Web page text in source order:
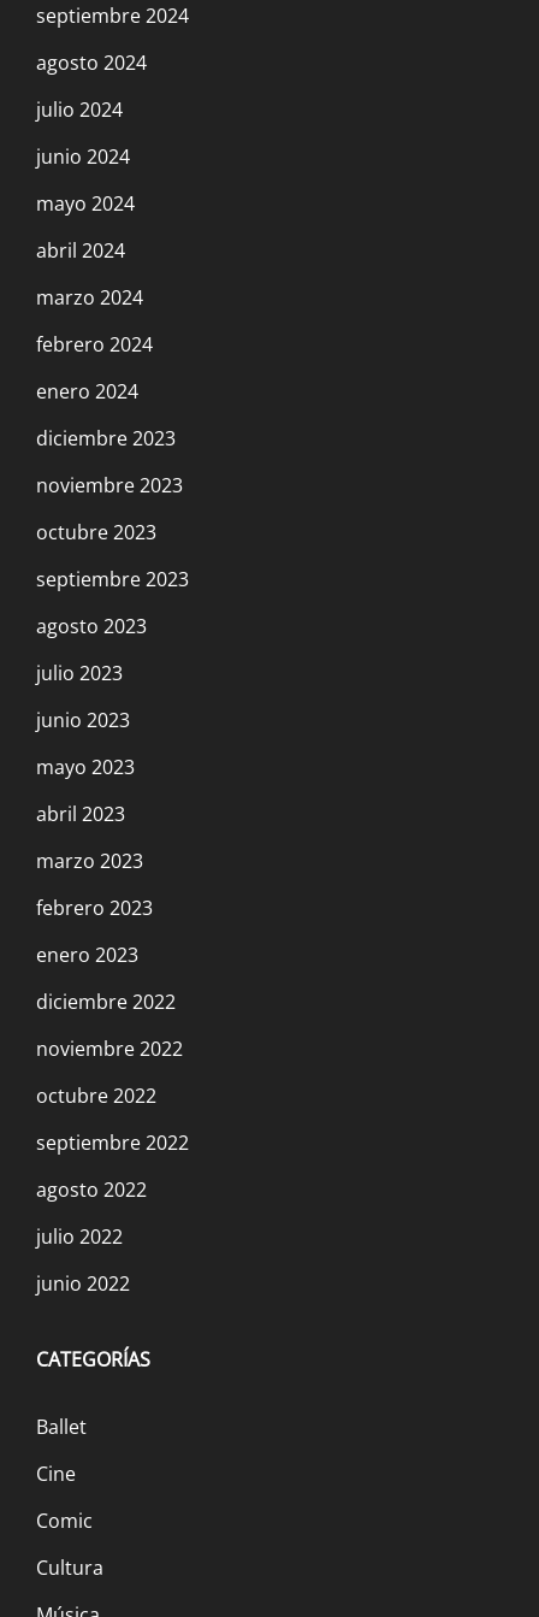
septiembre 2024
agosto 2024
julio 2024
junio 2024
mayo 2024
abril 2024
marzo 2024
febrero 2024
enero 2024
diciembre 2023
noviembre 2023
octubre 2023
septiembre 2023
agosto 2023
julio 2023
junio 2023
mayo 2023
abril 2023
marzo 2023
febrero 2023
enero 2023
diciembre 2022
noviembre 2022
octubre 2022
septiembre 2022
agosto 2022
julio 2022
junio 2022
CATEGORÍAS
Ballet
Cine
Comic
Cultura